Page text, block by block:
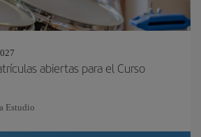
abiertas para el Curso
Estudio